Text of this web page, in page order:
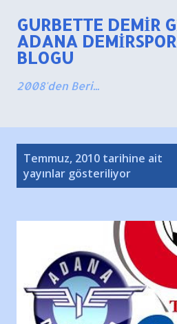
Ana içeriğe
GURBETTE DEMIR
ADANA DEMIRSPOR
BLOGU
2008'den Beri...
Temmuz, 2010 tarihine ait
yayınlar gösteriliyor